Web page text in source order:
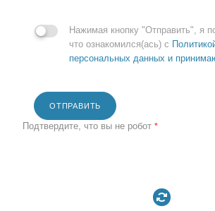
Нажимая кнопку "Отправить", я
что ознакомился(ась) с
персональных данных и
ОТПРАВИТЬ
Подтвердите, что вы не робот *